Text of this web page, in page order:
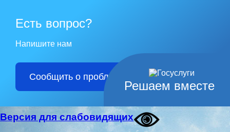
Решаем вместе
Есть вопрос?
Напишите нам
Сообщить о проблеме
Версия для слабовидящих